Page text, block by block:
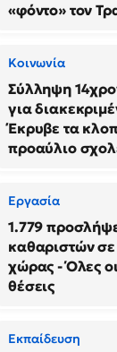
«φόντο» τον
Κοινωνία
Σύλληψη
για
Έκρυβε τα
προαύλιο
Εργασία
1.779
καθαριστών
χώρας - Όλες
θέσεις
Εκπαίδευση